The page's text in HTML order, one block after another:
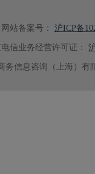
站备案号： 沪ICP备
信业务经营许可证：
务信息咨询（上海）